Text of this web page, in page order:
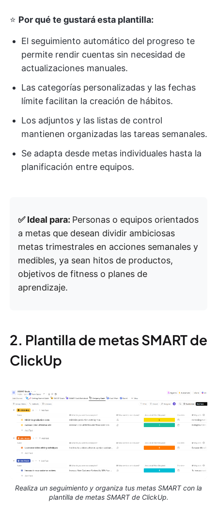
⭐ Por qué te gustará esta plantilla:
El seguimiento automático del progreso te
permite rendir cuentas sin necesidad de
actualizaciones manuales.
Las categorías personalizadas y las fechas
límite facilitan la creación de hábitos.
Los adjuntos y las listas de control
mantienen organizadas las tareas semanales.
Se adapta desde metas individuales hasta la
planificación entre equipos.
✅ Ideal para: Personas o equipos orientados
a metas que desean dividir ambiciosas
metas trimestrales en acciones semanales y
medibles, ya sean hitos de productos,
objetivos de fitness o planes de
aprendizaje.
2. Plantilla de metas SMART de
ClickUp
Realiza un seguimiento y organiza tus metas SMART con la
plantilla de metas SMART de ClickUp.